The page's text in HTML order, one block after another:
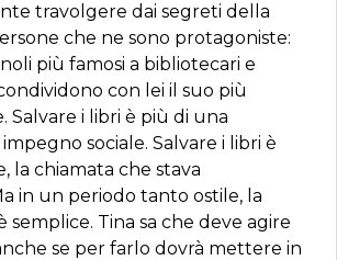
travolgere dai segreti della
che ne sono protagoniste:
più famosi a bibliotecari e
con lei il suo più
Salvare i libri è più di una
sociale. Salvare i libri è
la chiamata che stava
in un periodo tanto ostile, la
semplice. Tina sa che deve agire
se per farlo dovrà mettere in